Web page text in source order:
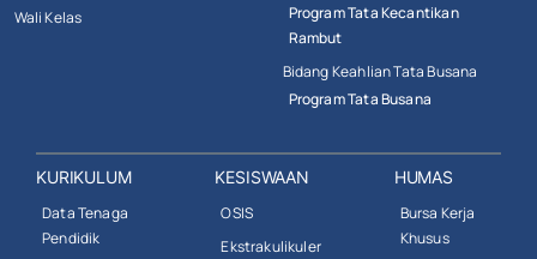
Wali Kelas
Program Tata Kecantikan
Rambut
Bidang Keahlian Tata Busana
Program Tata Busana
KURIKULUM
Data Tenaga
Pendidik
KESISWAAN
OSIS
Ekstrakulikuler
HUMAS
Bursa Kerja
Khusus